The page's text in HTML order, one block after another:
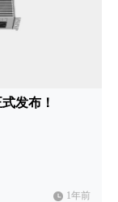
发布！
1年前